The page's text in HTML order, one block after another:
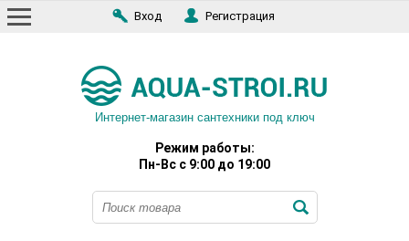
Вход Регистрация
Интернет-магазин сантехники под ключ
Режим работы:
Пн-Вс с 9:00 до 19:00